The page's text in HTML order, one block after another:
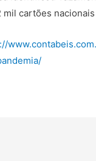
cartões